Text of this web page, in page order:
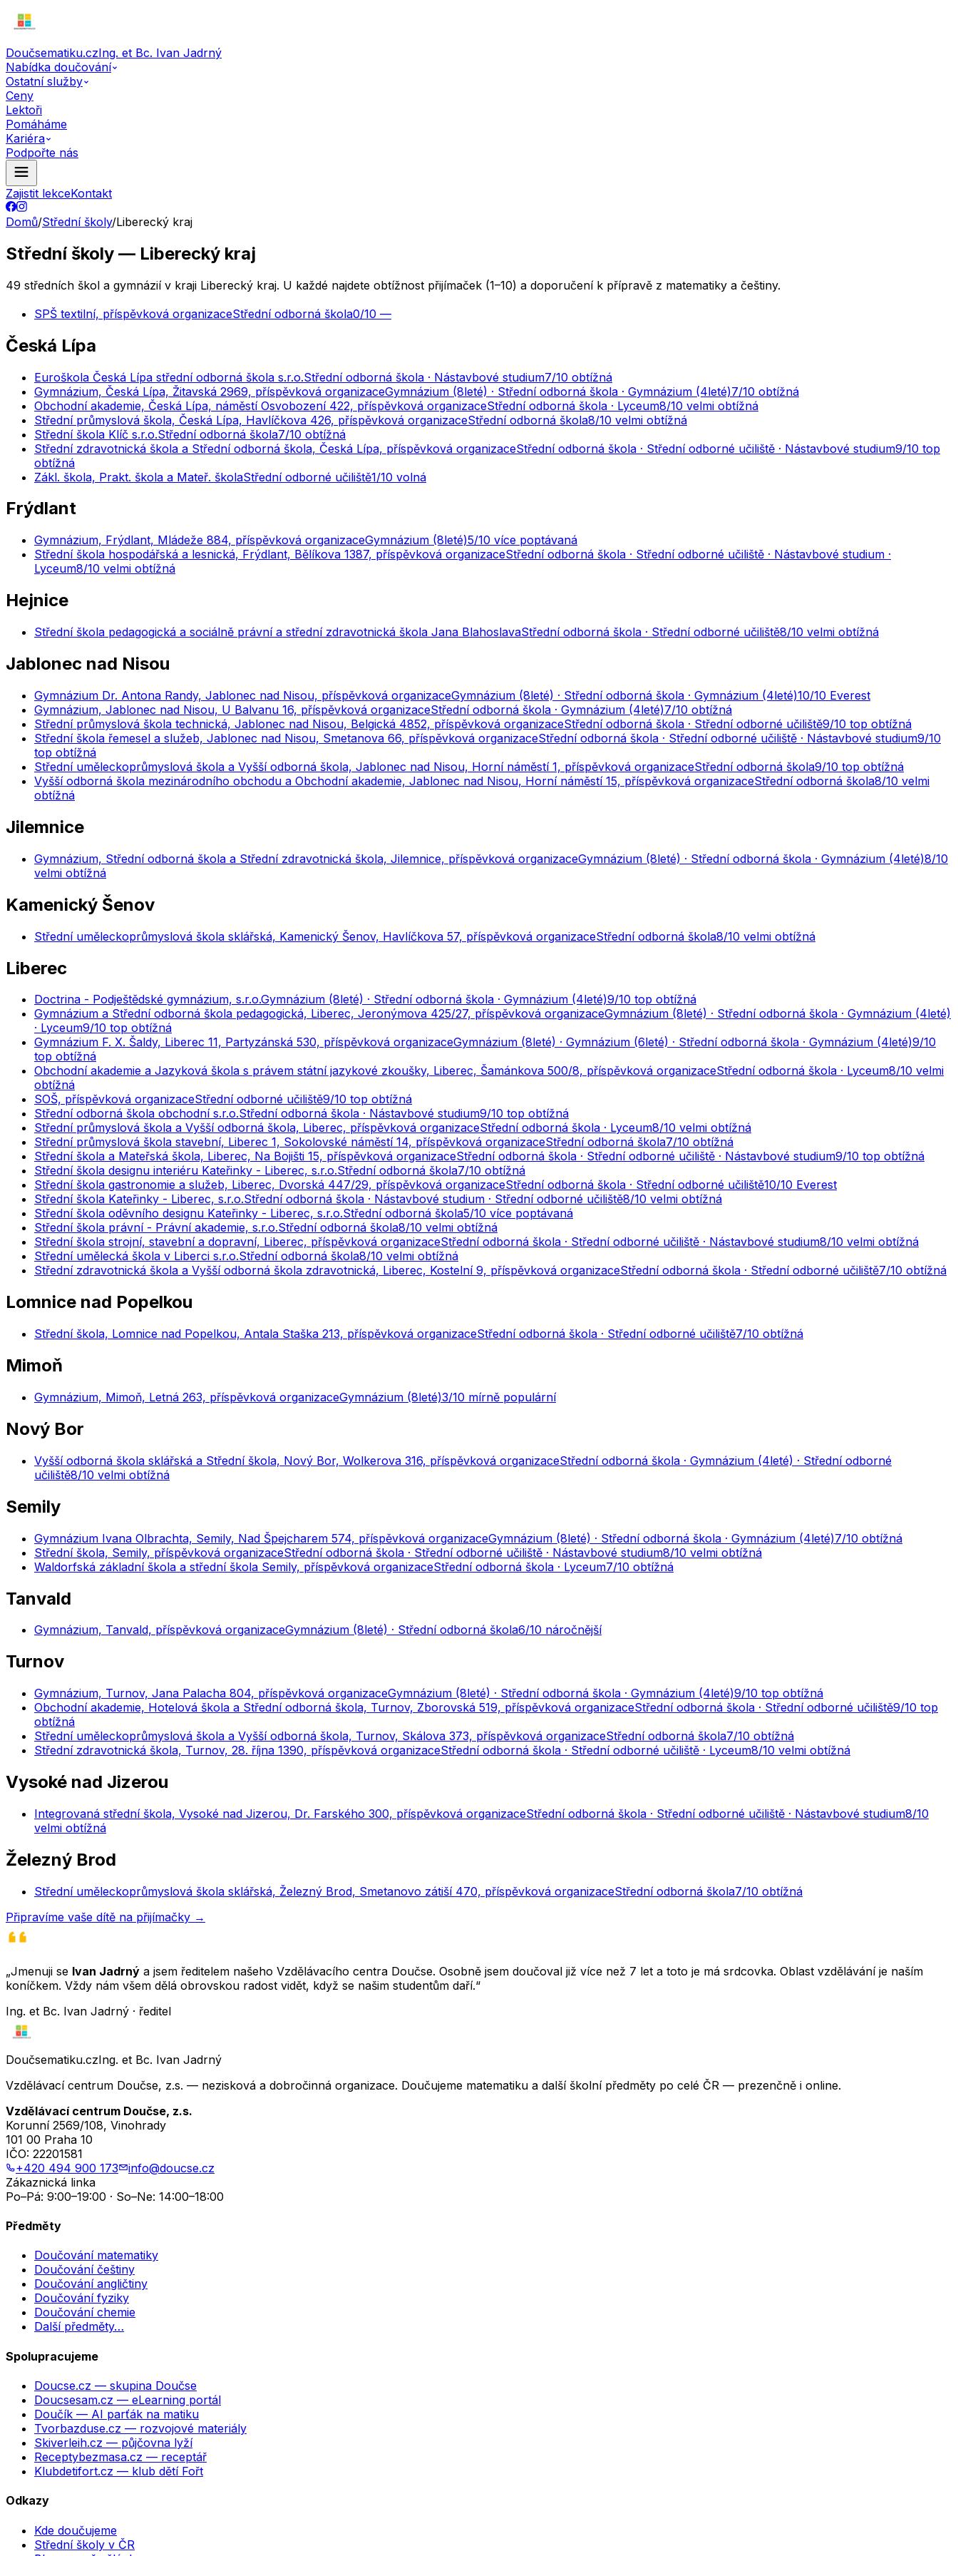
Doučsematiku.czIng. et Bc. Ivan Jadrný
Nabídka doučování
Ostatní služby
Ceny
Lektoři
Pomáháme
Kariéra
Podpořte nás
Zajistit lekceKontakt
Domů/Střední školy/Liberecký kraj
Střední školy — Liberecký kraj
49 středních škol a gymnázií v kraji Liberecký kraj. U každé najdete obtížnost přijímaček (1–10) a doporučení k přípravě z matematiky a češtiny.
SPŠ textilní, příspěvková organizaceStřední odborná škola0/10 —
Česká Lípa
Euroškola Česká Lípa střední odborná škola s.r.o.Střední odborná škola · Nástavbové studium7/10 obtížná
Gymnázium, Česká Lípa, Žitavská 2969, příspěvková organizaceGymnázium (8leté) · Střední odborná škola · Gymnázium (4leté)7/10 obtížná
Obchodní akademie, Česká Lípa, náměstí Osvobození 422, příspěvková organizaceStřední odborná škola · Lyceum8/10 velmi obtížná
Střední průmyslová škola, Česká Lípa, Havlíčkova 426, příspěvková organizaceStřední odborná škola8/10 velmi obtížná
Střední škola Klíč s.r.o.Střední odborná škola7/10 obtížná
Střední zdravotnická škola a Střední odborná škola, Česká Lípa, příspěvková organizaceStřední odborná škola · Střední odborné učiliště · Nástavbové studium9/10 top
obtížná
Zákl. škola, Prakt. škola a Mateř. školaStřední odborné učiliště1/10 volná
Frýdlant
Gymnázium, Frýdlant, Mládeže 884, příspěvková organizaceGymnázium (8leté)5/10 více poptávaná
Střední škola hospodářská a lesnická, Frýdlant, Bělíkova 1387, příspěvková organizaceStřední odborná škola · Střední odborné učiliště · Nástavbové studium ·
Lyceum8/10 velmi obtížná
Hejnice
Střední škola pedagogická a sociálně právní a střední zdravotnická škola Jana BlahoslavaStřední odborná škola · Střední odborné učiliště8/10 velmi obtížná
Jablonec nad Nisou
Gymnázium Dr. Antona Randy, Jablonec nad Nisou, příspěvková organizaceGymnázium (8leté) · Střední odborná škola · Gymnázium (4leté)10/10 Everest
Gymnázium, Jablonec nad Nisou, U Balvanu 16, příspěvková organizaceStřední odborná škola · Gymnázium (4leté)7/10 obtížná
Střední průmyslová škola technická, Jablonec nad Nisou, Belgická 4852, příspěvková organizaceStřední odborná škola · Střední odborné učiliště9/10 top obtížná
Střední škola řemesel a služeb, Jablonec nad Nisou, Smetanova 66, příspěvková organizaceStřední odborná škola · Střední odborné učiliště · Nástavbové studium9/10
top obtížná
Střední uměleckoprůmyslová škola a Vyšší odborná škola, Jablonec nad Nisou, Horní náměstí 1, příspěvková organizaceStřední odborná škola9/10 top obtížná
Vyšší odborná škola mezinárodního obchodu a Obchodní akademie, Jablonec nad Nisou, Horní náměstí 15, příspěvková organizaceStřední odborná škola8/10 velmi
obtížná
Jilemnice
Gymnázium, Střední odborná škola a Střední zdravotnická škola, Jilemnice, příspěvková organizaceGymnázium (8leté) · Střední odborná škola · Gymnázium (4leté)8/10
velmi obtížná
Kamenický Šenov
Střední uměleckoprůmyslová škola sklářská, Kamenický Šenov, Havlíčkova 57, příspěvková organizaceStřední odborná škola8/10 velmi obtížná
Liberec
Doctrina - Podještědské gymnázium, s.r.o.Gymnázium (8leté) · Střední odborná škola · Gymnázium (4leté)9/10 top obtížná
Gymnázium a Střední odborná škola pedagogická, Liberec, Jeronýmova 425/27, příspěvková organizaceGymnázium (8leté) · Střední odborná škola · Gymnázium (4leté)
· Lyceum9/10 top obtížná
Gymnázium F. X. Šaldy, Liberec 11, Partyzánská 530, příspěvková organizaceGymnázium (8leté) · Gymnázium (6leté) · Střední odborná škola · Gymnázium (4leté)9/10
top obtížná
Obchodní akademie a Jazyková škola s právem státní jazykové zkoušky, Liberec, Šamánkova 500/8, příspěvková organizaceStřední odborná škola · Lyceum8/10 velmi
obtížná
SOŠ, příspěvková organizaceStřední odborné učiliště9/10 top obtížná
Střední odborná škola obchodní s.r.o.Střední odborná škola · Nástavbové studium9/10 top obtížná
Střední průmyslová škola a Vyšší odborná škola, Liberec, příspěvková organizaceStřední odborná škola · Lyceum8/10 velmi obtížná
Střední průmyslová škola stavební, Liberec 1, Sokolovské náměstí 14, příspěvková organizaceStřední odborná škola7/10 obtížná
Střední škola a Mateřská škola, Liberec, Na Bojišti 15, příspěvková organizaceStřední odborná škola · Střední odborné učiliště · Nástavbové studium9/10 top obtížná
Střední škola designu interiéru Kateřinky - Liberec, s.r.o.Střední odborná škola7/10 obtížná
Střední škola gastronomie a služeb, Liberec, Dvorská 447/29, příspěvková organizaceStřední odborná škola · Střední odborné učiliště10/10 Everest
Střední škola Kateřinky - Liberec, s.r.o.Střední odborná škola · Nástavbové studium · Střední odborné učiliště8/10 velmi obtížná
Střední škola oděvního designu Kateřinky - Liberec, s.r.o.Střední odborná škola5/10 více poptávaná
Střední škola právní - Právní akademie, s.r.o.Střední odborná škola8/10 velmi obtížná
Střední škola strojní, stavební a dopravní, Liberec, příspěvková organizaceStřední odborná škola · Střední odborné učiliště · Nástavbové studium8/10 velmi obtížná
Střední umělecká škola v Liberci s.r.o.Střední odborná škola8/10 velmi obtížná
Střední zdravotnická škola a Vyšší odborná škola zdravotnická, Liberec, Kostelní 9, příspěvková organizaceStřední odborná škola · Střední odborné učiliště7/10 obtížná
Lomnice nad Popelkou
Střední škola, Lomnice nad Popelkou, Antala Staška 213, příspěvková organizaceStřední odborná škola · Střední odborné učiliště7/10 obtížná
Mimoň
Gymnázium, Mimoň, Letná 263, příspěvková organizaceGymnázium (8leté)3/10 mírně populární
Nový Bor
Vyšší odborná škola sklářská a Střední škola, Nový Bor, Wolkerova 316, příspěvková organizaceStřední odborná škola · Gymnázium (4leté) · Střední odborné
učiliště8/10 velmi obtížná
Semily
Gymnázium Ivana Olbrachta, Semily, Nad Špejcharem 574, příspěvková organizaceGymnázium (8leté) · Střední odborná škola · Gymnázium (4leté)7/10 obtížná
Střední škola, Semily, příspěvková organizaceStřední odborná škola · Střední odborné učiliště · Nástavbové studium8/10 velmi obtížná
Waldorfská základní škola a střední škola Semily, příspěvková organizaceStřední odborná škola · Lyceum7/10 obtížná
Tanvald
Gymnázium, Tanvald, příspěvková organizaceGymnázium (8leté) · Střední odborná škola6/10 náročnější
Turnov
Gymnázium, Turnov, Jana Palacha 804, příspěvková organizaceGymnázium (8leté) · Střední odborná škola · Gymnázium (4leté)9/10 top obtížná
Obchodní akademie, Hotelová škola a Střední odborná škola, Turnov, Zborovská 519, příspěvková organizaceStřední odborná škola · Střední odborné učiliště9/10 top
obtížná
Střední uměleckoprůmyslová škola a Vyšší odborná škola, Turnov, Skálova 373, příspěvková organizaceStřední odborná škola7/10 obtížná
Střední zdravotnická škola, Turnov, 28. října 1390, příspěvková organizaceStřední odborná škola · Střední odborné učiliště · Lyceum8/10 velmi obtížná
Vysoké nad Jizerou
Integrovaná střední škola, Vysoké nad Jizerou, Dr. Farského 300, příspěvková organizaceStřední odborná škola · Střední odborné učiliště · Nástavbové studium8/10
velmi obtížná
Železný Brod
Střední uměleckoprůmyslová škola sklářská, Železný Brod, Smetanovo zátiší 470, příspěvková organizaceStřední odborná škola7/10 obtížná
Připravíme vaše dítě na přijímačky →
„Jmenuji se Ivan Jadrný a jsem ředitelem našeho Vzdělávacího centra Doučse. Osobně jsem doučoval již více než 7 let a toto je má srdcovka. Oblast vzdělávání je naším
koníčkem. Vždy nám všem dělá obrovskou radost vidět, když se našim studentům daří.“
Ing. et Bc. Ivan Jadrný · ředitel
Doučsematiku.czIng. et Bc. Ivan Jadrný
Vzdělávací centrum Doučse, z.s. — nezisková a dobročinná organizace. Doučujeme matematiku a další školní předměty po celé ČR — prezenčně i online.
Vzdělávací centrum Doučse, z.s.
Korunní 2569/108, Vinohrady
101 00 Praha 10
IČO: 22201581
+420 494 900 173
info@doucse.cz
Zákaznická linka
Po–Pá: 9:00–19:00 · So–Ne: 14:00–18:00
Předměty
Doučování matematiky
Doučování češtiny
Doučování angličtiny
Doučování fyziky
Doučování chemie
Další předměty…
Spolupracujeme
Doucse.cz — skupina Doučse
Doucsesam.cz — eLearning portál
Doučík — AI parťák na matiku
Tvorbazduse.cz — rozvojové materiály
Skiverleih.cz — půjčovna lyží
Receptybezmasa.cz — receptář
Klubdetifort.cz — klub dětí Fořt
Odkazy
Kde doučujeme
Střední školy v ČR